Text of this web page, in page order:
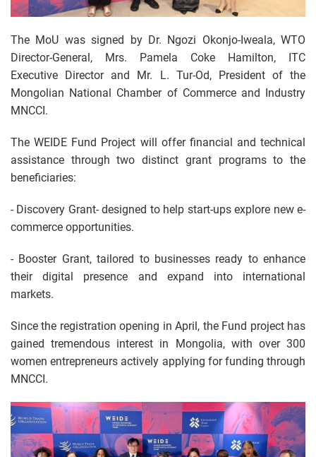
The MoU was signed by Dr. Ngozi Okonjo-Iweala, WTO
Director-General, Mrs. Pamela Coke Hamilton, ITC
Executive Director and Mr. L. Tur-Od, President of the
Mongolian National Chamber of Commerce and Industry
MNCCI.
The WEIDE Fund Project will offer financial and technical
assistance through two distinct grant programs to the
beneficiaries:
- Discovery Grant- designed to help start-ups explore new e-
commerce opportunities.
- Booster Grant, tailored to businesses ready to enhance
their digital presence and expand into international
markets.
Since the registration opening in April, the Fund project has
gained tremendous interest in Mongolia, with over 300
women entrepreneurs actively applying for funding through
MNCCI.